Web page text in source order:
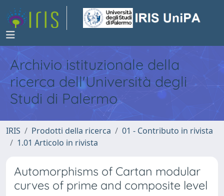
Archivio istituzionale della
ricerca dell'Università degli
Studi di Palermo
IRIS Prodotti della ricerca
01 - Contributo in rivista
1.01 Articolo in rivista
Automorphisms of Cartan modular
curves of prime and composite level